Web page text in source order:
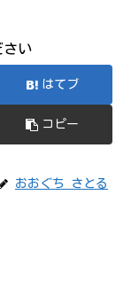
さい
はてブ
コピー
おおぐち さとる